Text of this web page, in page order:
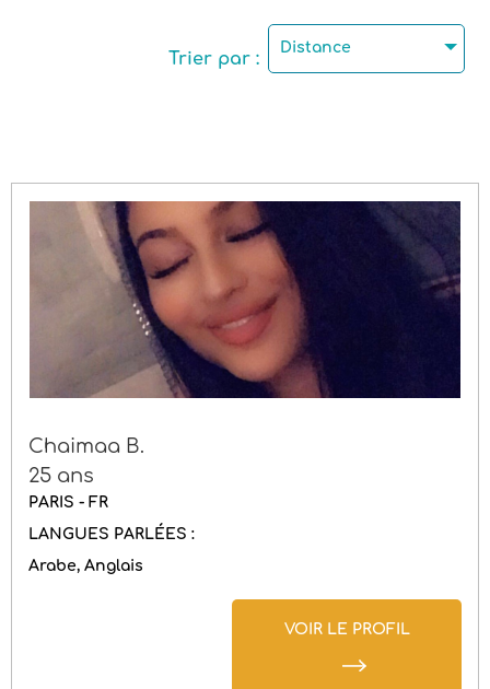
Trier par :
Distance
Chaimaa B.
25 ans
PARIS - FR
LANGUES PARLÉES :
Arabe Anglais
VOIR LE PROFIL